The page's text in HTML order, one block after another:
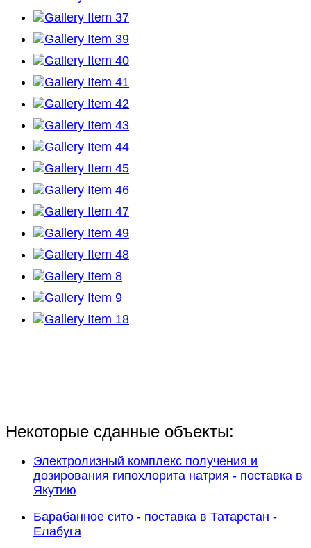
Некоторые сданные объекты:
Электролизный комплекс получения и
дозирования гипохлорита натрия - поставка в
Якутию
Барабанное сито - поставка в Татарстан -
Елабуга